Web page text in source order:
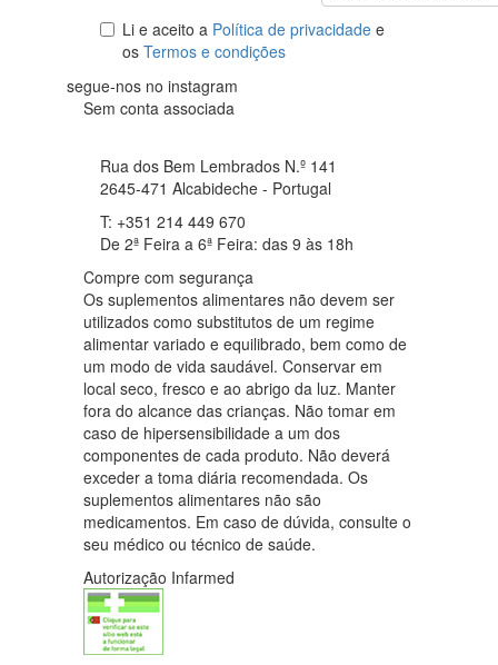
Li e aceito a Política de privacidade e
os Termos e condições
segue-nos no instagram
Sem conta associada
Rua dos Bem Lembrados N.º 141
2645-471 Alcabideche - Portugal
T: +351 214 449 670
De 2ª Feira a 6ª Feira: das 9 às 18h
Compre com segurança
Os suplementos alimentares não devem ser
utilizados como substitutos de um regime
alimentar variado e equilibrado, bem como de
um modo de vida saudável. Conservar em
local seco, fresco e ao abrigo da luz. Manter
fora do alcance das crianças. Não tomar em
caso de hipersensibilidade a um dos
componentes de cada produto. Não deverá
exceder a toma diária recomendada. Os
suplementos alimentares não são
medicamentos. Em caso de dúvida, consulte o
seu médico ou técnico de saúde.
Autorização Infarmed